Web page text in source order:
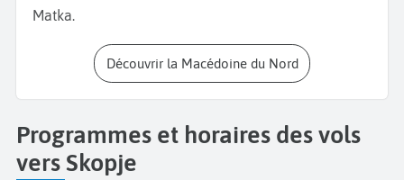
Pastrmajlija
d'aubergine, d'oignon, de poivrons, de piments et
d'oignons. Pour vous détendre, faites une randonnée
Vous y découvrirez la croix du Millénaire et aurez
une vue panoramique sur la ville. Enfin, pour profiter
Matka.
Découvrir la Macédoine du Nord
Programmes et horaires des vols
vers Skopje